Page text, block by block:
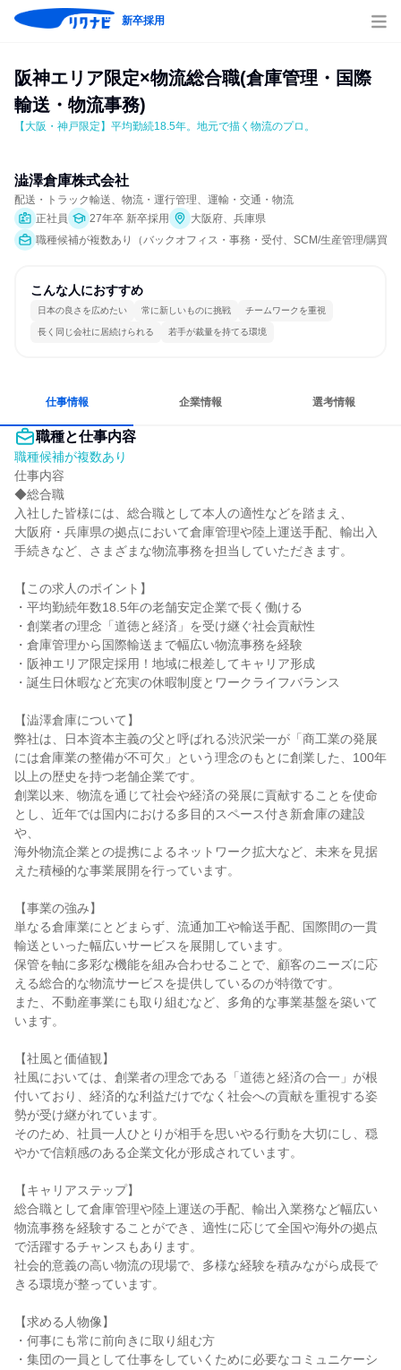
新卒採用
阪神エリア限定×物流総合職(倉庫管理・国際
輸送・物流事務)
【大阪・神戸限定】平均勤続18.5年。地元で描く物流のプロ。
澁澤倉庫株式会社
配送・トラック輸送、物流・運行管理、運輸・交通・物流
正社員
27年卒 新卒採用
大阪府、兵庫県
職種候補が複数あり（バックオフィス・事務・受付、SCM/生産管理/購買/
こんな人におすすめ
日本の良さを広めたい 常に新しいものに挑戦 チームワークを重視
長く同じ会社に居続けられる 若手が裁量を持てる環境
仕事情報 企業情報 選考情報
職種と仕事内容
職種候補が複数あり
仕事内容
◆総合職
入社した皆様には、総合職として本人の適性などを踏まえ、
大阪府・兵庫県の拠点において倉庫管理や陸上運送手配、輸出入
手続きなど、さまざまな物流事務を担当していただきます。
【この求人のポイント】
・平均勤続年数18.5年の老舗安定企業で長く働ける
・創業者の理念「道徳と経済」を受け継ぐ社会貢献性
・倉庫管理から国際輸送まで幅広い物流事務を経験
・阪神エリア限定採用！地域に根差してキャリア形成
・誕生日休暇など充実の休暇制度とワークライフバランス
【澁澤倉庫について】
弊社は、日本資本主義の父と呼ばれる渋沢栄一が「商工業の発展
には倉庫業の整備が不可欠」という理念のもとに創業した、100年
以上の歴史を持つ老舗企業です。
創業以来、物流を通じて社会や経済の発展に貢献することを使命
とし、近年では国内における多目的スペース付き新倉庫の建設
や、
海外物流企業との提携によるネットワーク拡大など、未来を見据
えた積極的な事業展開を行っています。
【事業の強み】
単なる倉庫業にとどまらず、流通加工や輸送手配、国際間の一貫
輸送といった幅広いサービスを展開しています。
保管を軸に多彩な機能を組み合わせることで、顧客のニーズに応
える総合的な物流サービスを提供しているのが特徴です。
また、不動産事業にも取り組むなど、多角的な事業基盤を築いて
います。
【社風と価値観】
社風においては、創業者の理念である「道徳と経済の合一」が根
付いており、経済的な利益だけでなく社会への貢献を重視する姿
勢が受け継がれています。
そのため、社員一人ひとりが相手を思いやる行動を大切にし、穏
やかで信頼感のある企業文化が形成されています。
【キャリアステップ】
総合職として倉庫管理や陸上運送の手配、輸出入業務など幅広い
物流事務を経験することができ、適性に応じて全国や海外の拠点
で活躍するチャンスもあります。
社会的意義の高い物流の現場で、多様な経験を積みながら成長で
きる環境が整っています。
【求める人物像】
・何事にも常に前向きに取り組む方
・集団の一員として仕事をしていくために必要なコミュニケーシ